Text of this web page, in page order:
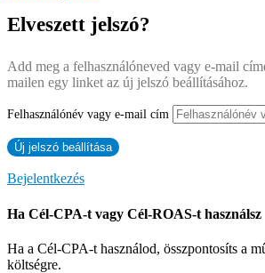
Elveszett jelszó?
Add meg a felhasználóneved vagy e-mail
mailen egy linket az új jelszó beállításához.
Felhasználónév vagy e-mail cím
Bejelentkezés
Ha Cél-CPA-t vagy Cél-ROAS-t használsz
Ha a Cél-CPA-t használod, összpontosíts a
költségre.